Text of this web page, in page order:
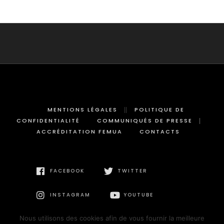
MENTIONS LÉGALES
POLITIQUE DE
CONFIDENTIALITÉ
COMMUNIQUÉS DE PRESSE
ACCRÉDITATION FEMUA
CONTACTS
FACEBOOK TWITTER
INSTAGRAM YOUTUBE
Nous utilisons des cookies afin de vous fournir la meilleure